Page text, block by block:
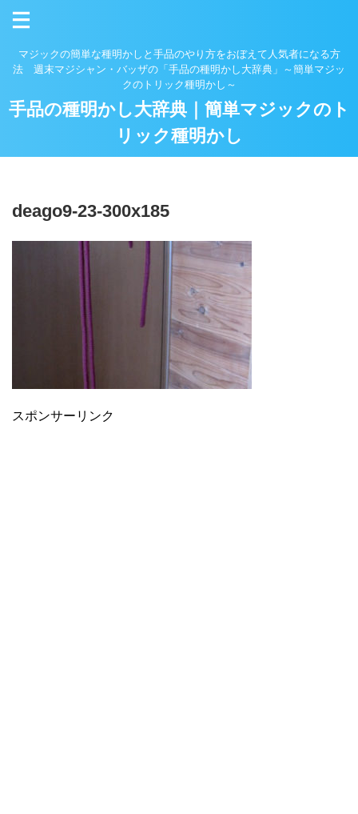
マジックの簡単な種明かしと手品のやり方をおぼえて人気者になる方
法 週末マジシャン・バッザの「手品の種明かし大辞典」～簡単マジッ
クのトリック種明かし～
手品の種明かし大辞典｜簡単マジックのト
リック種明かし
deago9-23-300x185
スポンサーリンク